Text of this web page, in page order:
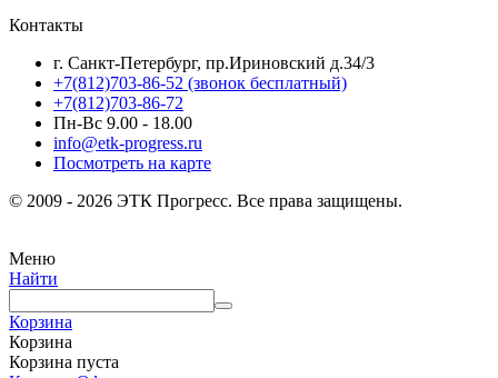
Контакты
г. Санкт-Петербург, пр.Ириновский д.34/3
+7(812)703-86-52 (звонок бесплатный)
+7(812)703-86-72
Пн-Вс 9.00 - 18.00
info@etk-progress.ru
Посмотреть на карте
© 2009 - 2026 ЭТК Прогресс. Все права защищены.
Меню
Найти
Корзина
Корзина
Корзина пуста